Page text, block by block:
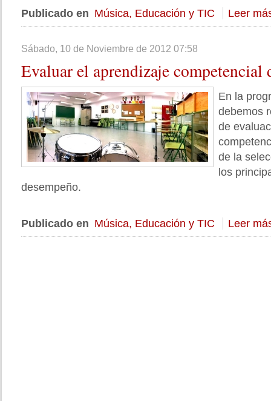
Publicado en Música, Educación y TIC Leer
Sábado, 10 de Noviembre de 2012 07:58
Evaluarel aprendizaje competencial
En la
debemos
de
de la
los
desempeño.
Publicado en Música, Educación y TIC Leer